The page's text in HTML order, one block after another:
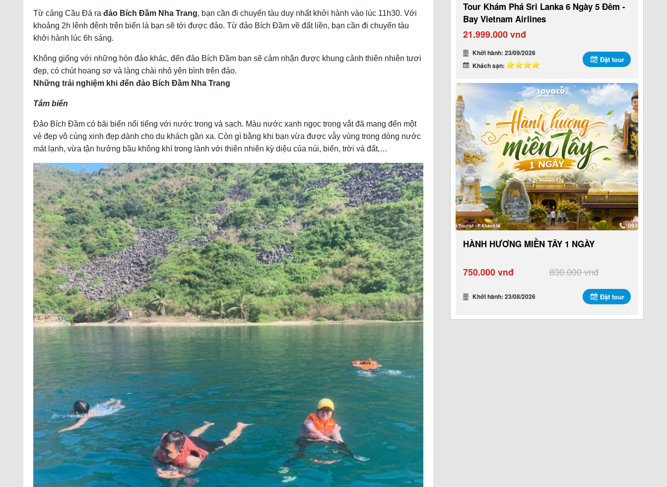
Từ cảng Cầu Đá ra đảo Bích Đầm Nha Trang, bạn cần đi chuyến tàu duy nhất khởi hành vào lúc 11h30. Với
khoảng 2h lênh đênh trên biển là bạn sẽ tới được đảo. Từ đảo Bích Đầm về đất liền, bạn cần đi chuyến tàu
khởi hành lúc 6h sáng.
Không giống với những hòn đảo khác, đến đảo Bích Đầm bạn sẽ cảm nhận được khung cảnh thiên nhiên tươi
đẹp, có chút hoang sơ và làng chài nhỏ yên bình trên đảo.
Những trải nghiệm khi đến đảo Bích Đầm Nha Trang
Tắm biển
Đảo Bích Đầm có bãi biển nổi tiếng với nước trong và sạch. Màu nước xanh ngọc trong vắt đã mang đến một
vẻ đẹp vô cùng xinh đẹp dành cho du khách gần xa. Còn gì bằng khi bạn vừa được vẫy vùng trong dòng nước
mát lạnh, vừa tận hưởng bầu không khí trong lành với thiên nhiên kỳ diệu của núi, biển, trời và đất,…
Tour Khám Phá Sri Lanka 6 Ngày 5 Đêm -
Bay Vietnam Airlines
21.999.000 vnđ
Khởi hành: 23/09/2026
Khách sạn:
Đặt tour
HÀNH HƯƠNG MIỀN TÂY 1 NGÀY
750.000 vnđ 830.000 vnđ
Khởi hành: 23/08/2026 Đặt tour